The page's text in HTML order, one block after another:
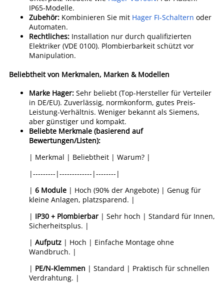
IP65-Modelle.
Zubehör: Kombinieren Sie mit Hager FI-Schaltern oder
Automaten.
Rechtliches: Installation nur durch qualifizierten
Elektriker (VDE 0100). Plombierbarkeit schützt vor
Manipulation.
Beliebtheit von Merkmalen, Marken & Modellen
Marke Hager: Sehr beliebt (Top-Hersteller für Verteiler
in DE/EU). Zuverlässig, normkonform, gutes Preis-
Leistung-Verhältnis. Weniger bekannt als Siemens,
aber günstiger und kompakt.
Beliebte Merkmale (basierend auf
Bewertungen/Listen):
| Merkmal | Beliebtheit | Warum? |
|---------|-------------|--------|
| 6 Module | Hoch (90% der Angebote) | Genug für
kleine Anlagen, platzsparend. |
| IP30 + Plombierbar | Sehr hoch | Standard für Innen,
Sicherheitsplus. |
| Aufputz | Hoch | Einfache Montage ohne
Wandbruch. |
| PE/N-Klemmen | Standard | Praktisch für schnellen
Verdrahtung. |